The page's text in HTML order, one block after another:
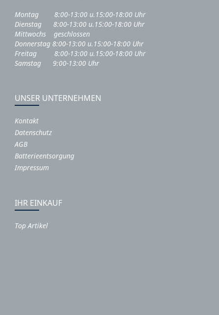
Montag 8:00-13:00 u.15:00-18:00 Uhr
Dienstag 8:00-13:00 u.15:00-18:00 Uhr
Mittwochs geschlossen
Donnerstag 8:00-13:00 u.15:00-18:00 Uhr
Freitag 8:00-13:00 u.15:00-18:00 Uhr
Samstag 9:00-13:00 Uhr
UNSER UNTERNEHMEN
Kontakt
Datenschutz
AGB
Batterieentsorgung
Impressum
IHR EINKAUF
Top Artikel